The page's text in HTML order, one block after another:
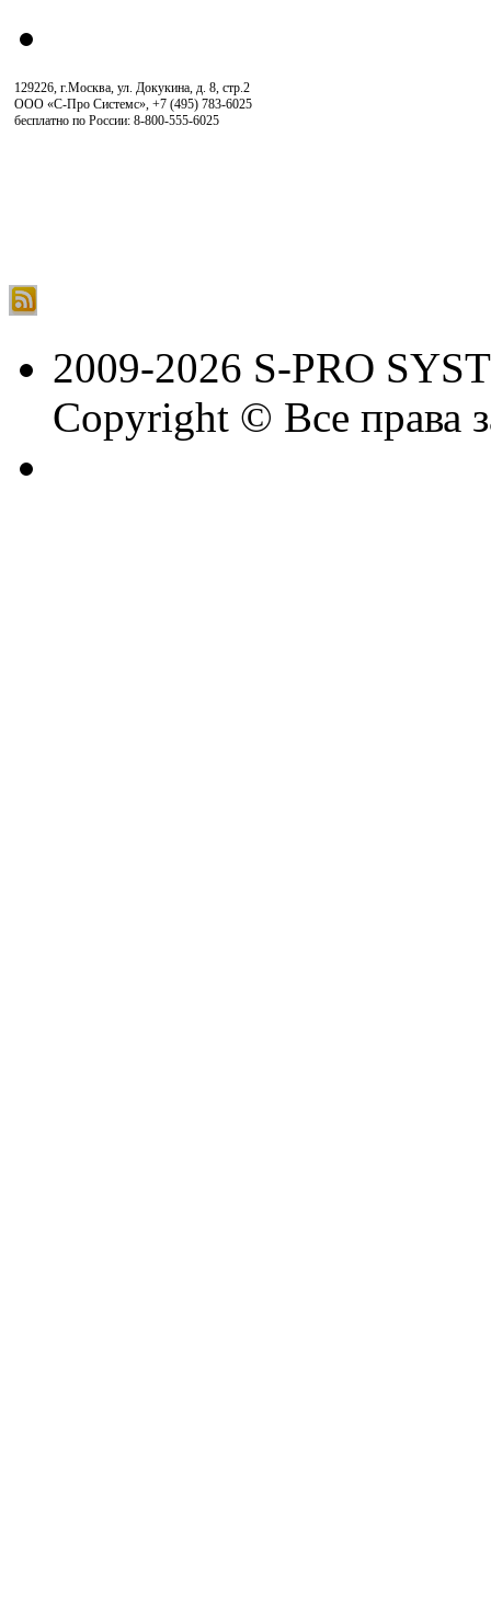
129226, г.Москва, ул. Докукина, д. 8, стр.2
ООО «С-Про Системс», +7 (495) 783-6025
бесплатно по России: 8-800-555-6025
2009-2026 S-PRO
Copyright © Все права